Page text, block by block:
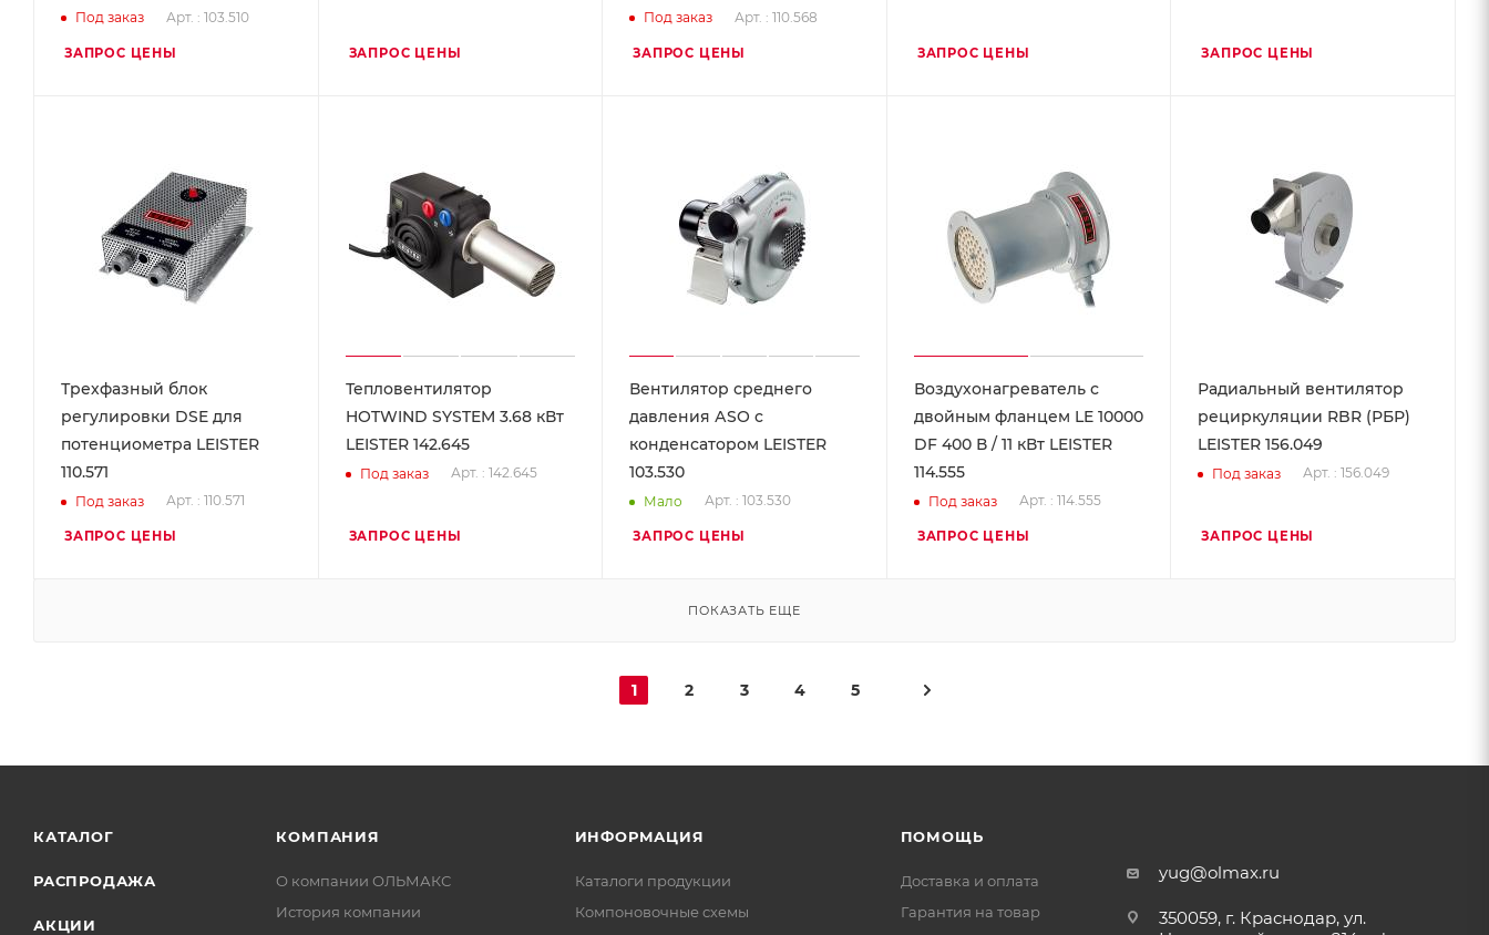
Под заказ Арт. : 103.510
ЗАПРОС ЦЕНЫ ЗАПРОС ЦЕНЫ
Под заказ Арт. : 110.568
ЗАПРОС ЦЕНЫ ЗАПРОС ЦЕНЫ ЗАПРОС ЦЕНЫ
Трехфазный блок
регулировки DSE для
потенциометра LEISTER
110.571
Под заказ Арт. : 110.571
ЗАПРОС ЦЕНЫ
Тепловентилятор
HOTWIND SYSTEM 3.68 кВт
LEISTER 142.645
Под заказ Арт. : 142.645
ЗАПРОС ЦЕНЫ
Вентилятор среднего
давления АSО с
конденсатором LEISTER
103.530
Мало Арт. : 103.530
ЗАПРОС ЦЕНЫ
Воздухонагреватель с
двойным фланцем LE 10000
DF 400 В / 11 кВт LEISTER
114.555
Под заказ Арт. : 114.555
ЗАПРОС ЦЕНЫ
Радиальный вентилятор
рециркуляции RBR (РБР)
LEISTER 156.049
Под заказ Арт. : 156.049
ЗАПРОС ЦЕНЫ
ПОКАЗАТЬ ЕЩЕ
1 2 3 4 5
КАТАЛОГ
РАСПРОДАЖА
АКЦИИ
КОМПАНИЯ
О компании ОЛЬМАКС
История компании
ИНФОРМАЦИЯ
Каталоги продукции
Компоновочные схемы
ПОМОЩЬ
Доставка и оплата
Гарантия на товар
yug@olmax.ru
350059, г. Краснодар, ул.